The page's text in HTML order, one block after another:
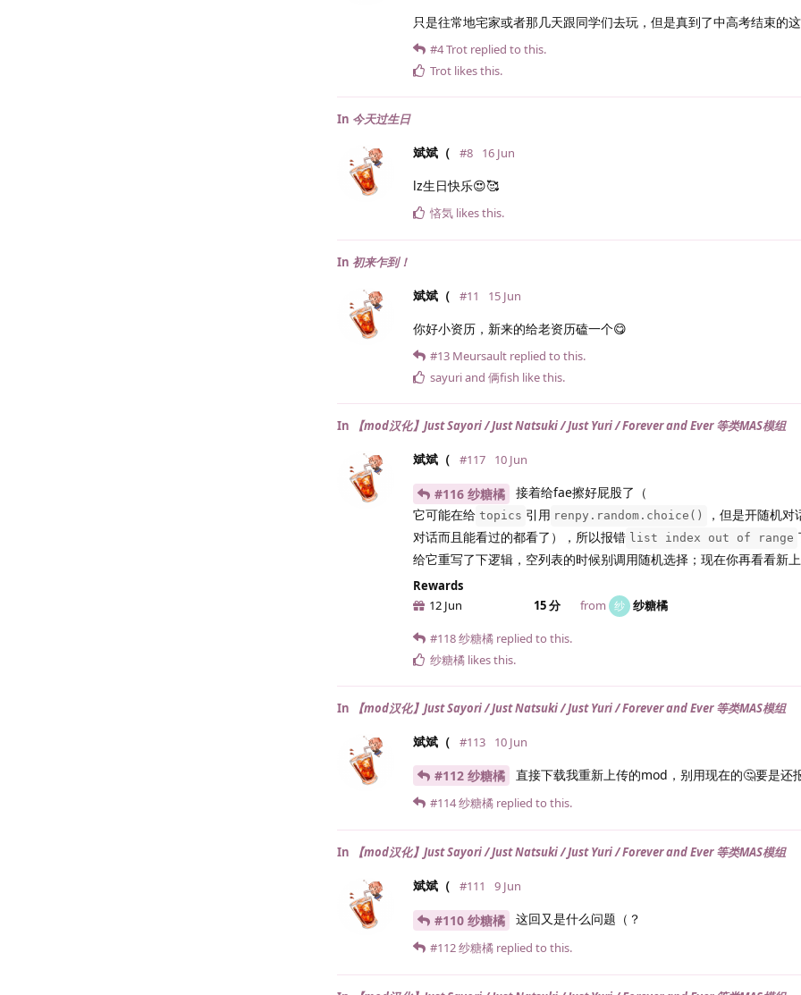
只是往常地宅家或者那几天跟同学们去玩，但是真到了中高考结束的
#4Trot replied to this.
Trot likes this.
In 今天过生日
斌斌（ #8 16 Jun
lz生日快乐😍🥰
悋気 likes this.
In 初来乍到！
斌斌（ #11 15 Jun
你好小资历，新来的给老资历磕一个😋
#13 Meursault replied to this.
sayuriand 俩fish like this.
In 【mod汉化】Just Sayori / Just Natsuki / Just Yuri / Forever and Ever 等类MAS模组
斌斌（ #117 10 Jun
#116 纱糖橘
接着给fae擦好屁股了（
它可能在给 topics 引用 renpy.random.choice()
，但是开随机
对话而且能看过的都看了），所以报错 list index out of range
给它重写了下逻辑，空列表的时候别调用随机选择；现在你再看看新
Rewards
12 Jun
15 分 from 纱 纱糖橘
#118纱糖橘 replied to this.
纱糖橘 likes this.
In 【mod汉化】Just Sayori / Just Natsuki / Just Yuri / Forever and Ever 等类MAS模组
斌斌（ #113 10 Jun
#112 纱糖橘 直接下载我重新上传的mod，别用现在的🤔要是还
#114纱糖橘 replied to this.
In 【mod汉化】Just Sayori / Just Natsuki / Just Yuri / Forever and Ever 等类MAS模组
斌斌（ #111 9 Jun
#110 纱糖橘 这回又是什么问题（？
#112纱糖橘 replied to this.